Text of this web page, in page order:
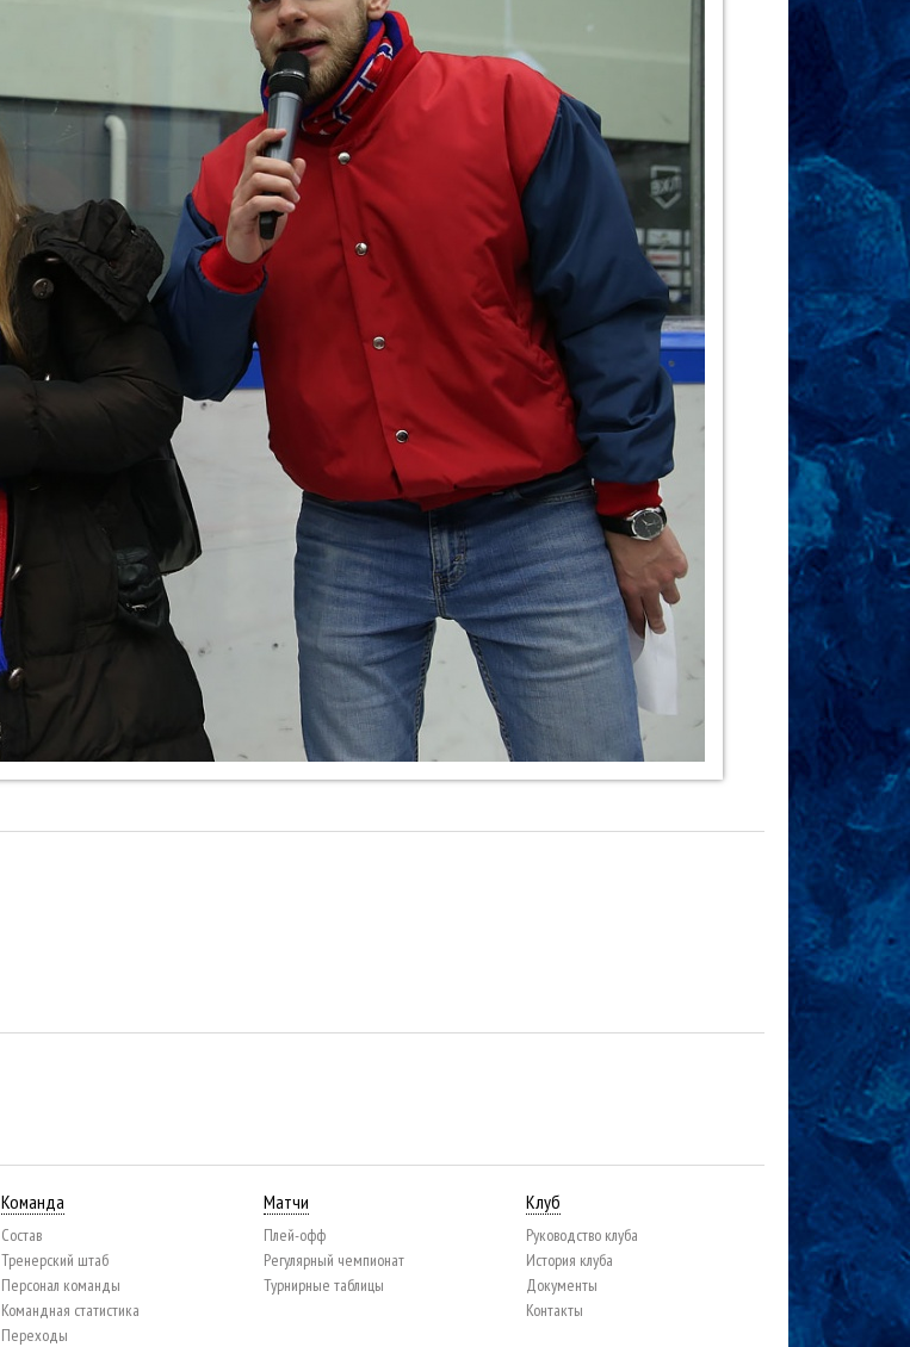
Команда
Состав
Тренерский штаб
Персонал команды
Командная статистика
Переходы
Матчи
Плей-офф
Регулярный чемпионат
Турнирные таблицы
Клуб
Руководство клуба
История клуба
Документы
Контакты